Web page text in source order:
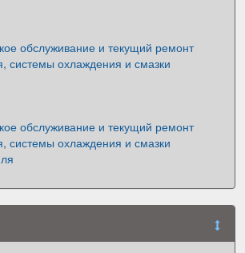
обслуживание и текущий ремонт
системы охлаждения и смазки
обслуживание и текущий ремонт
системы охлаждения и смазки